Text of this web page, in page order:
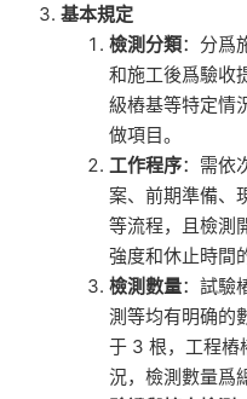
基本規定
檢測分類：分爲
和施工後爲驗收
級樁基等特定情
做項目。
工作程序：需依
案、前期準備、
等流程，且檢測
強度和休止時間
檢測數量：試驗
測等均有明确的
于 3 根，工程樁
況，檢測數量爲